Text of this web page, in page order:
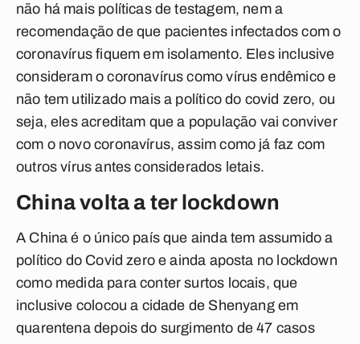
não há mais políticas de testagem, nem a
recomendação de que pacientes infectados com o
coronavírus fiquem em isolamento. Eles inclusive
consideram o coronavírus como vírus endêmico e
não tem utilizado mais a político do covid zero, ou
seja, eles acreditam que a população vai conviver
com o novo coronavírus, assim como já faz com
outros vírus antes considerados letais.
China volta a ter lockdown
A China é o único país que ainda tem assumido a
político do Covid zero e ainda aposta no lockdown
como medida para conter surtos locais, que
inclusive colocou a cidade de Shenyang em
quarentena depois do surgimento de 47 casos